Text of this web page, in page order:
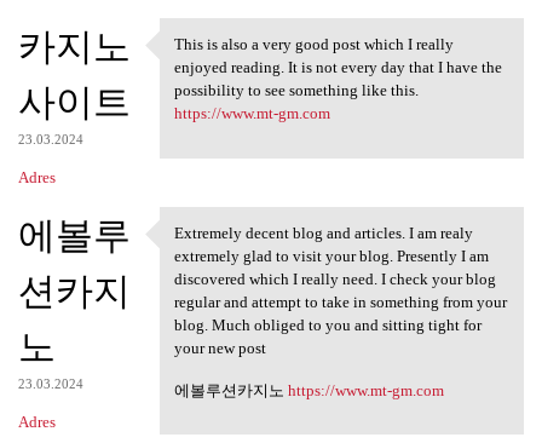
카지노
사이트
23.03.2024
Adres
This is also a very good post
This is also a very good post which I really
enjoyed reading. It is not every day that I have the
possibility to see something like this.
https://www.mt-gm.com
에볼루
션카지
노
23.03.2024
Adres
Extremely decent blog and
Extremely decent blog and articles. I am realy
extremely glad to visit your blog. Presently I am
discovered which I really need. I check your blog
regular and attempt to take in something from your
blog. Much obliged to you and sitting tight for
your new post
에볼루션카지노 https://www.mt-gm.com